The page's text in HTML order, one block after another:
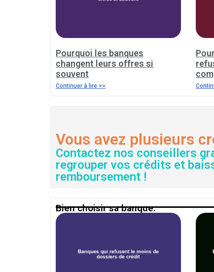
Pourquoi les banques
changent leurs offres si
souvent
Continuer à lire >>
Vous avez plusieurs
Contactez nos conseillers
regrouper vos crédits et
remboursement !
Bien choisir sa banque.